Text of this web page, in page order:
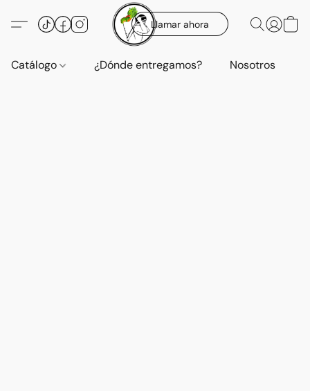
Llamar ahora
Catálogo ¿Dónde entregamos? Nosotros